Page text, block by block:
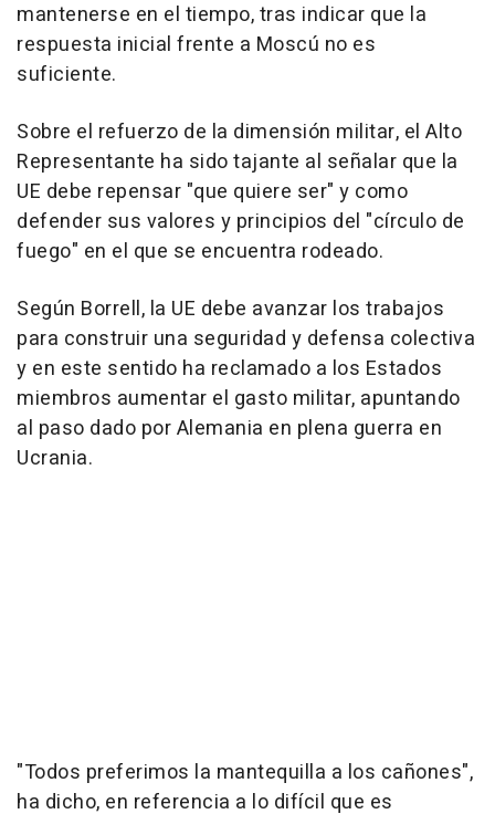
mantenerse en el tiempo, tras indicar que la
respuesta inicial frente a Moscú no es
suficiente.
Sobre el refuerzo de la dimensión militar, el Alto
Representante ha sido tajante al señalar que la
UE debe repensar "que quiere ser" y como
defender sus valores y principios del "círculo de
fuego" en el que se encuentra rodeado.
Según Borrell, la UE debe avanzar los trabajos
para construir una seguridad y defensa colectiva
y en este sentido ha reclamado a los Estados
miembros aumentar el gasto militar, apuntando
al paso dado por Alemania en plena guerra en
Ucrania.
"Todos preferimos la mantequilla a los cañones",
ha dicho, en referencia a lo difícil que es